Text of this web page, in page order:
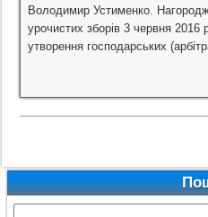
Володимир Устименко.
урочистих зборів 3 червня 2016
утворення господарських